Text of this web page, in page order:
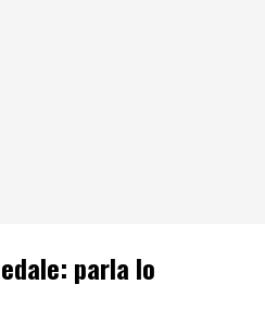
parla lo